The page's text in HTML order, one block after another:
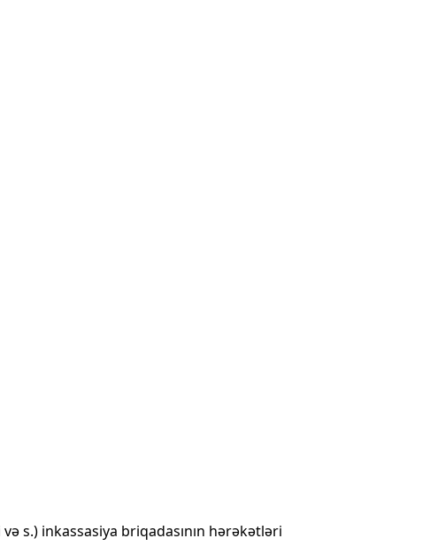
s.) inkassasiya briqadasının hərəkətləri